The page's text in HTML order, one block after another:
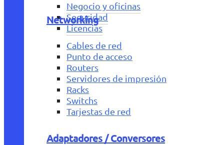
Negocio y oficinas
Seguridad
Licencias
Networking
Cables de red
Punto de acceso
Routers
Servidores de impresión
Racks
Switchs
Tarjestas de red
Adaptadores / Conversores